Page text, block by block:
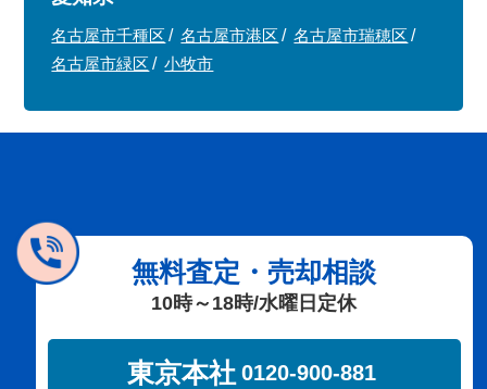
名古屋市千種区 名古屋市港区
名古屋市瑞穂区
名古屋市緑区
小牧市
無料査定・売却相談
10時～18時/水曜日定休
東京本社 0120-900-881